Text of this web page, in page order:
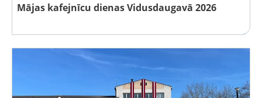
Mājas kafejnīcu dienas Vidusdaugavā 2026